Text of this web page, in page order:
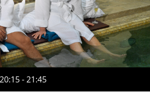
- 21:45